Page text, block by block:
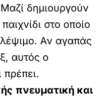
δημιουργούν
στο οποίο
Αν αγαπάς
αυτός ο
πρέπει.
πνευματική και